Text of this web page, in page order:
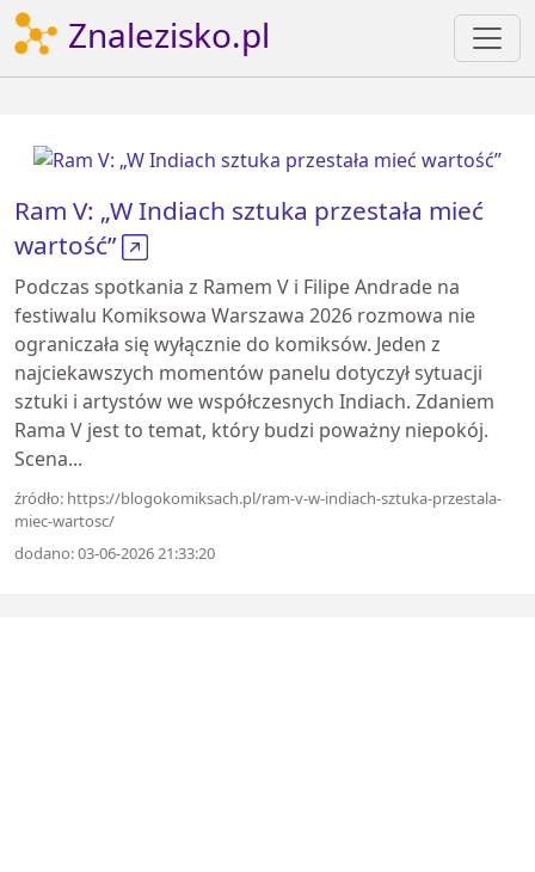
Znalezisko.pl
Ram V: „W Indiach sztuka przestała mieć
wartość”
Podczas spotkania z Ramem V i Filipe Andrade na
festiwalu Komiksowa Warszawa 2026 rozmowa nie
ograniczała się wyłącznie do komiksów. Jeden z
najciekawszych momentów panelu dotyczył sytuacji
sztuki i artystów we współczesnych Indiach. Zdaniem
Rama V jest to temat, który budzi poważny niepokój.
Scena...
źródło: https://blogokomiksach.pl/ram-v-w-indiach-sztuka-przestala-
miec-wartosc/
dodano: 03-06-2026 21:33:20